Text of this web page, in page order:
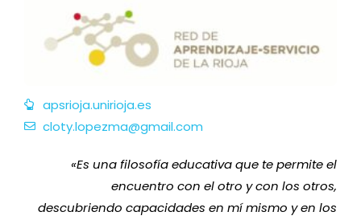
apsrioja.unirioja.es
cloty.lopezma@gmail.com
«Es una filosofía educativa que te permite el
encuentro con el otro y con los otros,
descubriendo capacidades en mí mismo y en los